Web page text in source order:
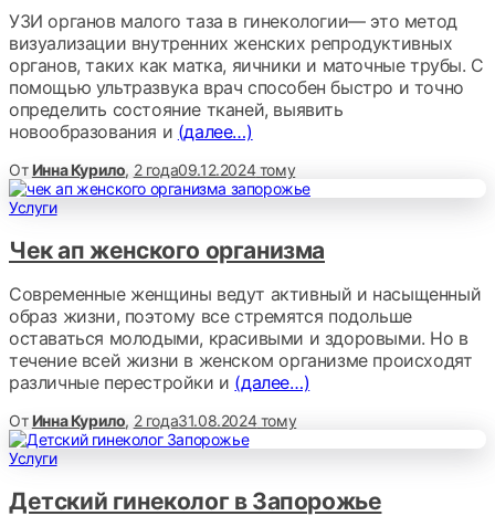
УЗИ органов малого таза в гинекологии— это метод
визуализации внутренних женских репродуктивных
органов, таких как матка, яичники и маточные трубы. С
помощью ультразвука врач способен быстро и точно
определить состояние тканей, выявить
новообразования и (далее…)
ОтИнна Курило, 2 года09.12.2024тому
Услуги
Чек ап женского организма
Современные женщины ведут активный и насыщенный
образ жизни, поэтому все стремятся подольше
оставаться молодыми, красивыми и здоровыми. Но в
течение всей жизни в женском организме происходят
различные перестройки и (далее…)
ОтИнна Курило, 2 года31.08.2024тому
Услуги
Детский гинеколог в Запорожье